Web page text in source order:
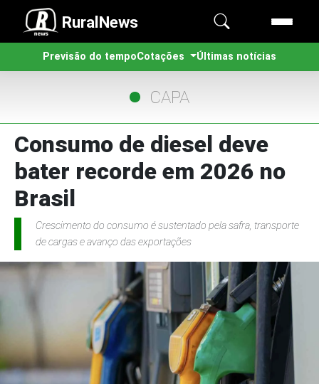
RuralNews
Previsão do tempoCotações Últimas notícias
CAPA
Consumo de diesel deve
bater recorde em 2026 no
Brasil
Crescimento do consumo é sustentado pela safra, transporte
de cargas e avanço das exportações